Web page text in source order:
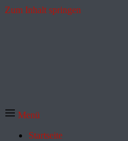
Zum Inhalt springen
Menü
Startseite